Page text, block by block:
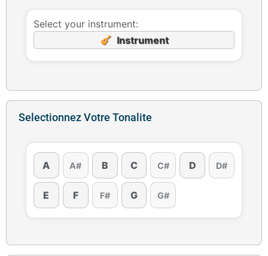
Select your instrument:
Instrument
Selectionnez Votre Tonalite
A A# B C C# D D#
E F F# G G#